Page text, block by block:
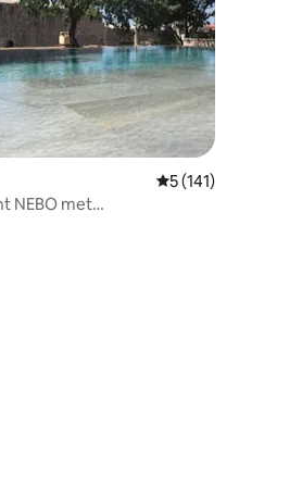
4,96 op 5, 111 recensies
Gemiddelde
5 (141)
NEBO met